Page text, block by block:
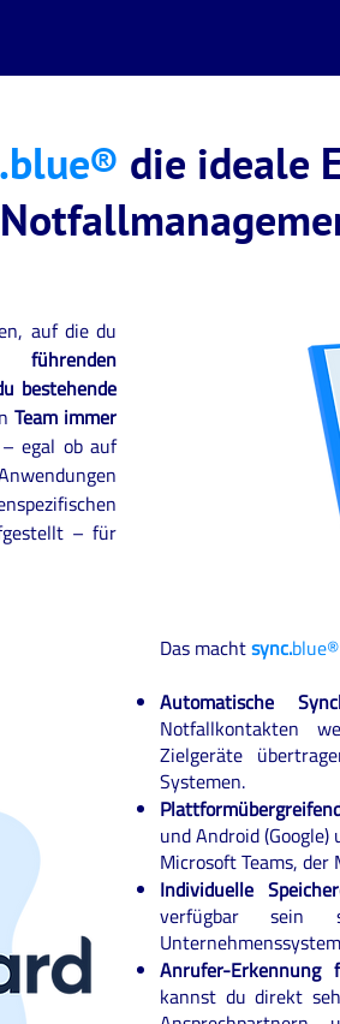
die ideale
auf die du
führenden
bestehende
Team immer
egal ob auf
– für
Das machtsync.blue®
Automatische
Notfallkontakten
Zielgeräte
Systemen.
und Android
Microsoft Teams, der
Individuelle
verfügbar
Anrufer-
kannst du direkt